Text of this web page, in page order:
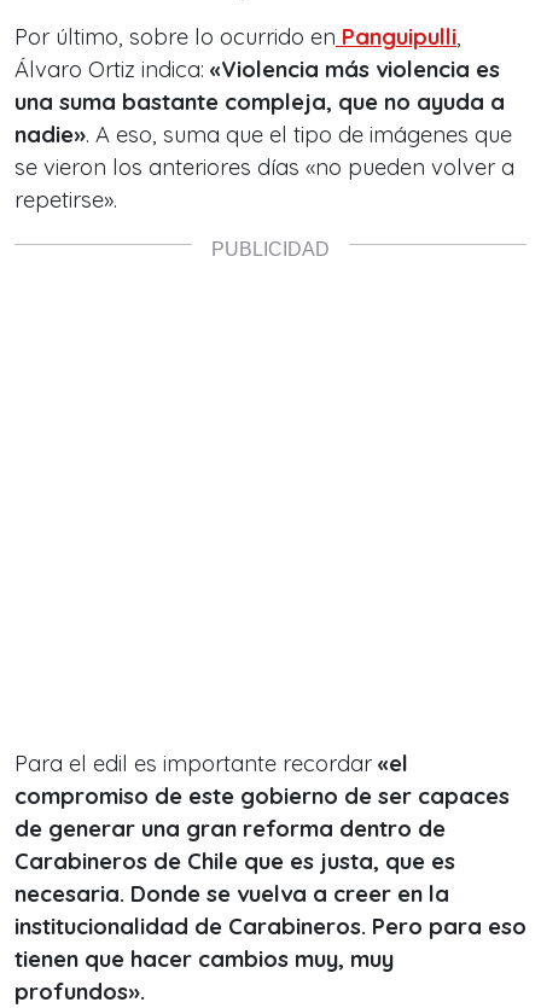
Por último, sobre lo ocurrido en Panguipulli
Álvaro Ortiz indica: «Violencia más violencia es
una suma bastante compleja, que no ayuda a
nadie». A eso, suma que el tipo de imágenes que
se vieron los anteriores días «no pueden volver a
repetirse».
Para el edil es importante recordar «el
compromiso de este gobierno de ser capaces
de generar una gran reforma dentro de
Carabineros de Chile que es justa, que es
necesaria. Donde se vuelva a creer en la
institucionalidad de Carabineros. Pero para eso
tienen que hacer cambios muy, muy
profundos».